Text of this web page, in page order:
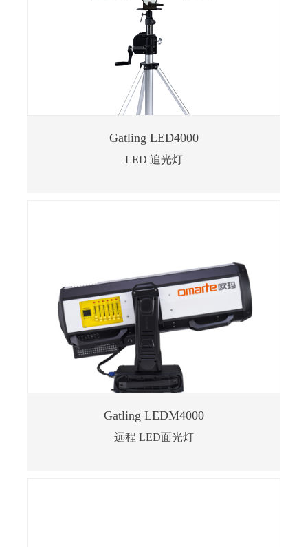
Gatling LED4000
LED 追光灯
Gatling LEDM4000
远程 LED面光灯